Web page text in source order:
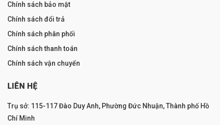
Chính sách bảo mật
Chính sách đổi trả
Chính sách phân phối
Chính sách thanh toán
Chính sách vận chuyển
LIÊN HỆ
Trụ sở: 115-117 Đào Duy Anh, Phường Đức Nhuận, Thành phố Hồ
Chí Minh